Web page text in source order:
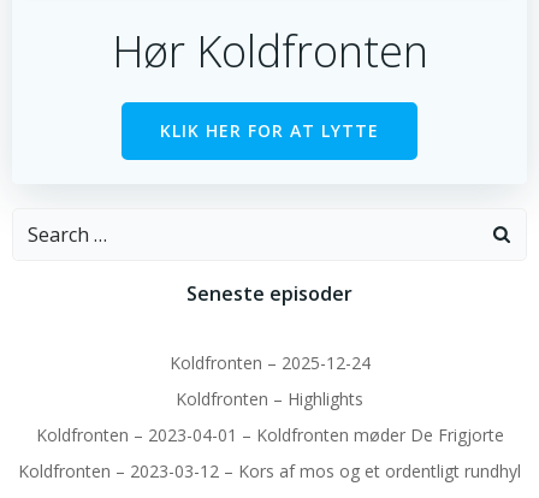
Hør Koldfronten
KLIK HER FOR AT LYTTE
Search
Seneste episoder
Koldfronten – 2025-12-24
Koldfronten – Highlights
Koldfronten – 2023-04-01 – Koldfronten møder De Frigjorte
Koldfronten – 2023-03-12 – Kors af mos og et ordentligt rundhyl